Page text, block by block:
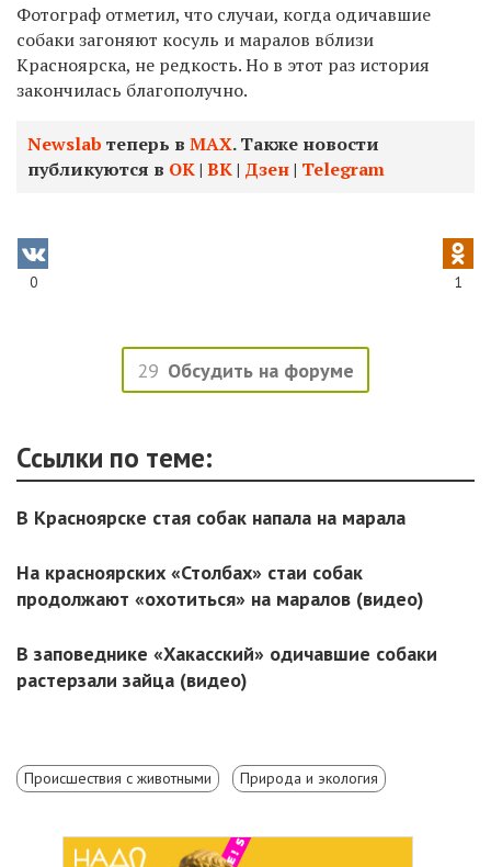
Фотограф отметил, что случаи, когда одичавшие
собаки загоняют косуль и маралов вблизи
Красноярска, не редкость. Но в этот раз история
закончилась благополучно.
Newslab теперь в МАХ. Также новости
публикуются в ОК| ВК| Дзен| Telegram
0 1
29 Обсудить на форуме
Ссылки по теме:
В Красноярске стая собак напала на марала
На красноярских «Столбах» стаи собак
продолжают «охотиться» на маралов (видео)
В заповеднике «Хакасский» одичавшие собаки
растерзали зайца (видео)
Происшествия с животными Природа и экология